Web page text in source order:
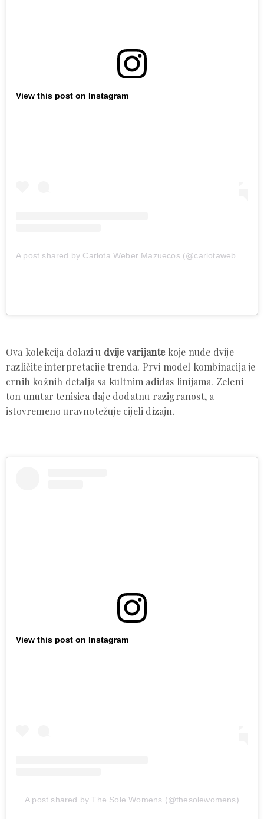
View this post on Instagram
Ova kolekcija dolazi u dvije varijantekoje nude dvije
različite interpretacije trenda. Prvi model kombinacija je
crnih kožnih detalja sa kultnim adidas linijama. Zeleni
ton unutar tenisica daje dodatnu razigranost, a
istovremeno uravnotežuje cijeli dizajn.
View this post on Instagram
A post shared by The Sole Womens (@thesolewomens)